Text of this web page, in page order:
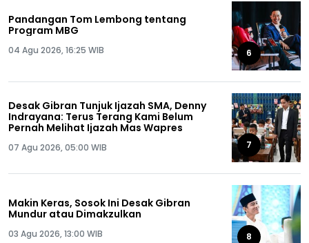
Pandangan Tom Lembong tentang
Program MBG
04 Agu 2026, 16:25 WIB 6
Desak Gibran Tunjuk Ijazah SMA, Denny
Indrayana: Terus Terang Kami Belum
Pernah Melihat Ijazah Mas Wapres
07 Agu 2026, 05:00 WIB 7
Makin Keras, Sosok Ini Desak Gibran
Mundur atau Dimakzulkan
03 Agu 2026, 13:00 WIB 8